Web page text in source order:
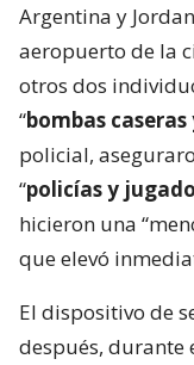
Argentina y
aeropuerto de la
otros dos
“bombas caseras
policial,
“policías y
hicieron una
que elevó
El dispositivo de
después, durante